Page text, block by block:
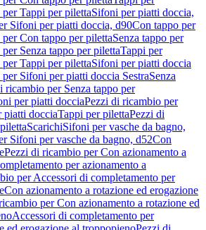
Tappi per pilettaSifoni per piatti doccia,
Sifoni per piatti doccia, d90Con tappo per
Con tappo per pilettaSenza tappo per
Senza tappo per pilettaTappi per
Tappi per pilettaSifoni per piatti doccia
Sifoni per piatti doccia SestraSenza
ricambio per Senza tappo per
per piatti docciaPezzi di ricambio per
piatti docciaTappi per pilettaPezzi di
ScarichiSifoni per vasche da bagno,
Sifoni per vasche da bagno, d52Con
Pezzi di ricambio per Con azionamento a
per azionamento a
per Accessori di completamento per
Con azionamento a rotazione ed erogazione
per Con azionamento a rotazione ed
Accessori di completamento per